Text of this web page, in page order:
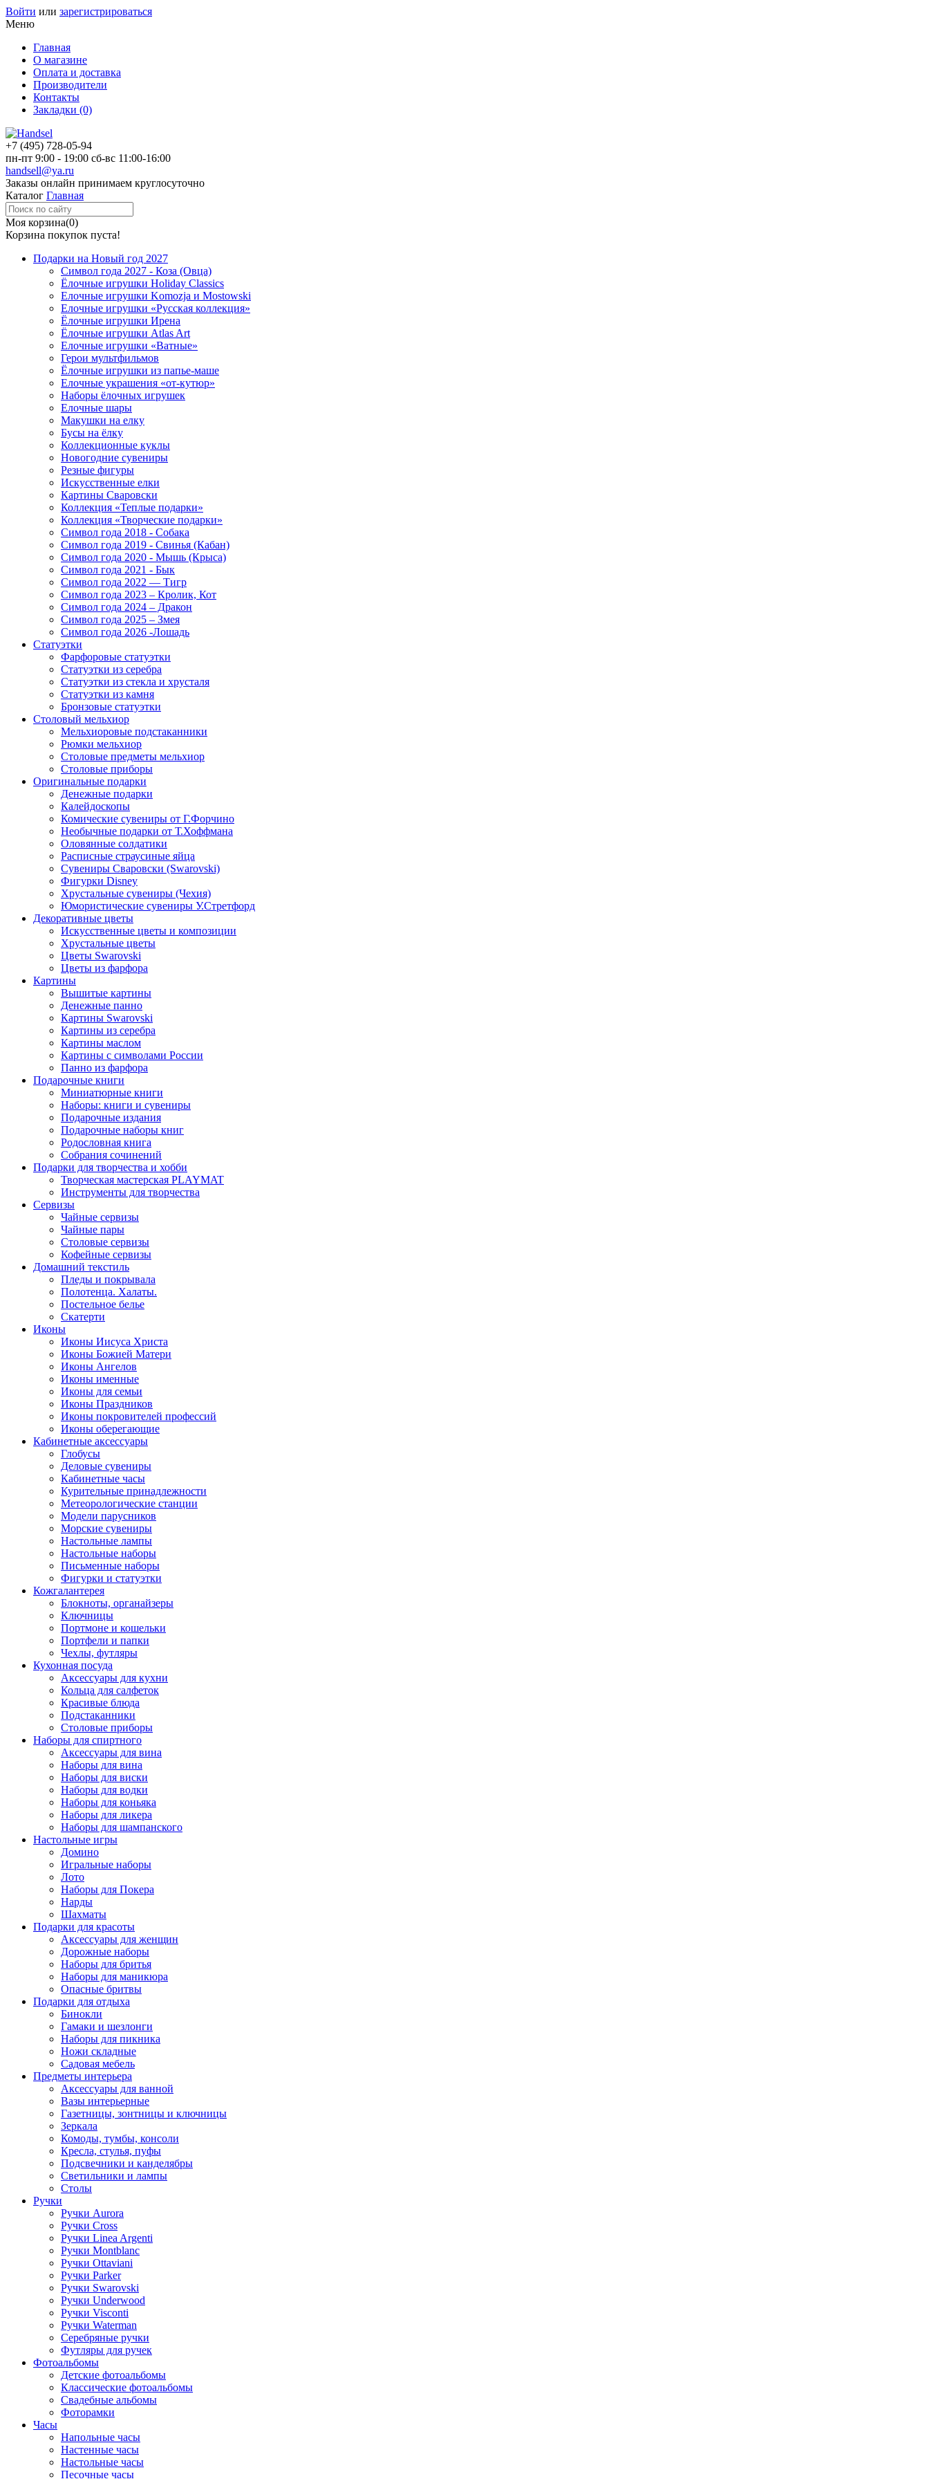
Войти или зарегистрироваться
Меню
Главная
О магазине
Оплата и доставка
Производители
Контакты
Закладки (0)
+7 (495) 728-05-94
пн-пт 9:00 - 19:00 сб-вс 11:00-16:00
handsell@ya.ru
Заказы онлайн принимаем круглосуточно
Каталог Главная
Моя корзина(0)
Корзина покупок пуста!
Подарки на Новый год 2027
Символ года 2027 - Коза (Овца)
Ёлочные игрушки Holiday Classics
Елочные игрушки Komozja и Mostowski
Елочные игрушки «Русская коллекция»
Ёлочные игрушки Ирена
Ёлочные игрушки Atlas Art
Елочные игрушки «Ватные»
Герои мультфильмов
Ёлочные игрушки из папье-маше
Елочные украшения «от-кутюр»
Наборы ёлочных игрушек
Елочные шары
Макушки на елку
Бусы на ёлку
Коллекционные куклы
Новогодние сувениры
Резные фигуры
Искусственные елки
Картины Сваровски
Коллекция «Теплые подарки»
Коллекция «Творческие подарки»
Символ года 2018 - Собака
Символ года 2019 - Свинья (Кабан)
Символ года 2020 - Мышь (Крыса)
Символ года 2021 - Бык
Символ года 2022 — Тигр
Символ года 2023 – Кролик, Кот
Символ года 2024 – Дракон
Символ года 2025 – Змея
Символ года 2026 -Лошадь
Статуэтки
Фарфоровые статуэтки
Статуэтки из серебра
Статуэтки из стекла и хрусталя
Статуэтки из камня
Бронзовые статуэтки
Столовый мельхиор
Мельхиоровые подстаканники
Рюмки мельхиор
Столовые предметы мельхиор
Столовые приборы
Оригинальные подарки
Денежные подарки
Калейдоскопы
Комические сувениры от Г.Форчино
Необычные подарки от Т.Хоффмана
Оловянные солдатики
Расписные страусиные яйца
Сувениры Сваровски (Swarovski)
Фигурки Disney
Хрустальные сувениры (Чехия)
Юмористические сувениры У.Стретфорд
Декоративные цветы
Искусственные цветы и композиции
Хрустальные цветы
Цветы Swarovski
Цветы из фарфора
Картины
Вышитые картины
Денежные панно
Картины Swarovski
Картины из серебра
Картины маслом
Картины с символами России
Панно из фарфора
Подарочные книги
Миниатюрные книги
Наборы: книги и сувениры
Подарочные издания
Подарочные наборы книг
Родословная книга
Собрания сочинений
Подарки для творчества и хобби
Творческая мастерская PLAYMAT
Инструменты для творчества
Cервизы
Чайные сервизы
Чайные пары
Столовые сервизы
Кофейные сервизы
Домашний текстиль
Пледы и покрывала
Полотенца. Халаты.
Постельное белье
Скатерти
Иконы
Иконы Иисуса Христа
Иконы Божией Матери
Иконы Ангелов
Иконы именные
Иконы для семьи
Иконы Праздников
Иконы покровителей профессий
Иконы оберегающие
Кабинетные аксессуары
Глобусы
Деловые сувениры
Кабинетные часы
Курительные принадлежности
Метеорологические станции
Модели парусников
Морские сувениры
Настольные лампы
Настольные наборы
Письменные наборы
Фигурки и статуэтки
Кожгалантерея
Блокноты, органайзеры
Ключницы
Портмоне и кошельки
Портфели и папки
Чехлы, футляры
Кухонная посуда
Аксессуары для кухни
Кольца для салфеток
Красивые блюда
Подстаканники
Столовые приборы
Наборы для спиртного
Аксессуары для вина
Наборы для вина
Наборы для виски
Наборы для водки
Наборы для коньяка
Наборы для ликера
Наборы для шампанского
Настольные игры
Домино
Игральные наборы
Лото
Наборы для Покера
Нарды
Шахматы
Подарки для красоты
Аксессуары для женщин
Дорожные наборы
Наборы для бритья
Наборы для маникюра
Опасные бритвы
Подарки для отдыха
Бинокли
Гамаки и шезлонги
Наборы для пикника
Ножи складные
Садовая мебель
Предметы интерьера
Аксессуары для ванной
Вазы интерьерные
Газетницы, зонтницы и ключницы
Зеркала
Комоды, тумбы, консоли
Кресла, стулья, пуфы
Подсвечники и канделябры
Светильники и лампы
Столы
Ручки
Ручки Aurora
Ручки Cross
Ручки Linea Argenti
Ручки Montblanc
Ручки Ottaviani
Ручки Parker
Ручки Swarovski
Ручки Underwood
Ручки Visconti
Ручки Waterman
Серебряные ручки
Футляры для ручек
Фотоальбомы
Детские фотоальбомы
Классические фотоальбомы
Свадебные альбомы
Фоторамки
Часы
Напольные часы
Настенные часы
Настольные часы
Песочные часы